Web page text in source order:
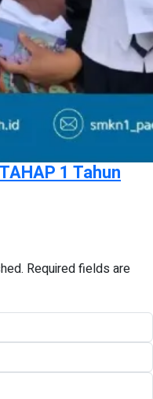
1 Tahun
Required fields are